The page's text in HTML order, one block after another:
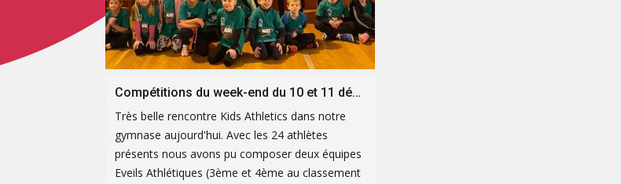
Compétitions du week-end du 10 et 11 décembre 2022
Très belle rencontre Kids Athletics dans notre
gymnase aujourd'hui. Avec les 24 athlètes
présents nous avons pu composer deux équipes
Eveils Athlétiques (3ème et 4ème au classement